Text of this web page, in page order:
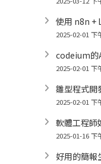
使用 n8n +
2025-02-01 下
codeium的
2025-02-01 下
雛型程式開
2025-02-01 下
軟體工程師
2025-01-16 下
好用的簡報